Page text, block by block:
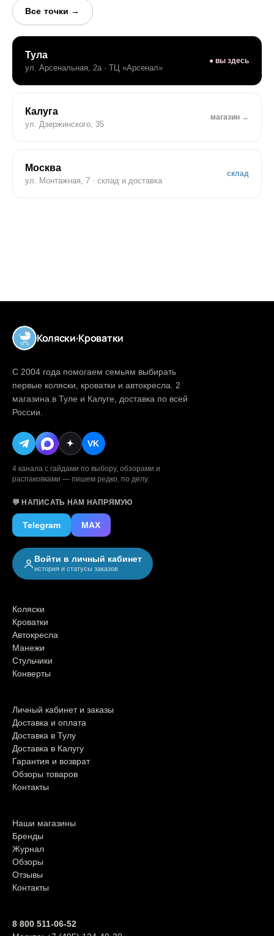
Все точки →
Тула
ул. Арсенальная, 2а · ТЦ «Арсенал»
● вы здесь
Калуга
ул. Дзержинского, 35
магазин →
Москва
ул. Монтажная, 7 · склад и доставка
склад
Коляски·Кроватки
С 2004 года помогаем семьям выбирать
первые коляски, кроватки и автокресла. 2
магазина в Туле и Калуге, доставка по всей
России.
VK
4 канала с гайдами по выбору, обзорами и
распаковками — пишем редко, по делу.
💬 НАПИСАТЬ НАМ НАПРЯМУЮ
Telegram MAX
Войти в личный кабинет
история и статусы заказов
Коляски
Кроватки
Автокресла
Манежи
Стульчики
Конверты
Личный кабинет и заказы
Доставка и оплата
Доставка в Тулу
Доставка в Калугу
Гарантия и возврат
Обзоры товаров
Контакты
Наши магазины
Бренды
Журнал
Обзоры
Отзывы
Контакты
8 800 511-06-52